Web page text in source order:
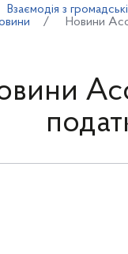
Взаємодія з
Новини